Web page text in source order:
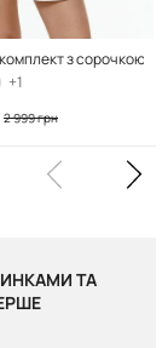
з сорочкою і
+1
2 999 грн
ТА